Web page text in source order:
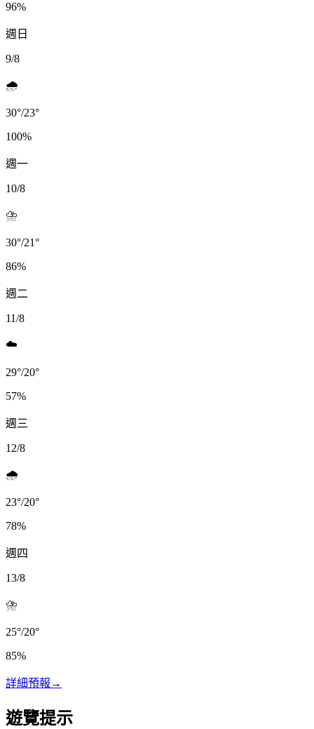
96%
週日
9/8
🌧️
30°/23°
100%
週一
10/8
⛈️
30°/21°
86%
週二
11/8
☁️
29°/20°
57%
週三
12/8
🌧️
23°/20°
78%
週四
13/8
⛈️
25°/20°
85%
詳細預報 →
遊覽提示